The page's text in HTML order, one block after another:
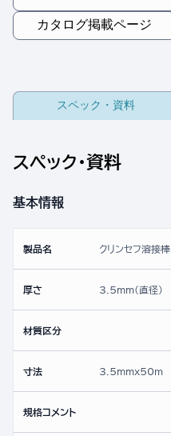
カタログ掲載ページ
スペック・資料
スペック・資料
基本情報
製品名 クリンセフ溶接棒
厚さ 3.5mm(直径)
材質区分
寸法 3.5mmx50ｍ
規格コメント